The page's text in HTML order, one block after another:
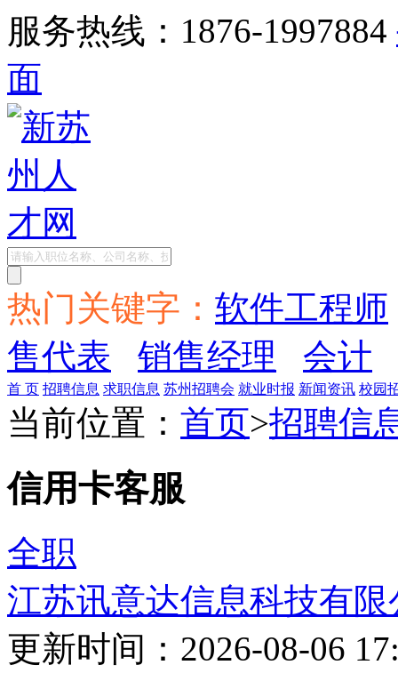
服务热线：1876-1997884
面
热门关键字： 软件工程师
售代表
销售经理 会计
首 页 招聘信息 求职信息 苏州招聘会 就业时报 新闻资讯 校园
当前位置： 首页>招聘信
信用卡客服
全职
江苏讯意达信息科技有限
更新时间：2026-08-06